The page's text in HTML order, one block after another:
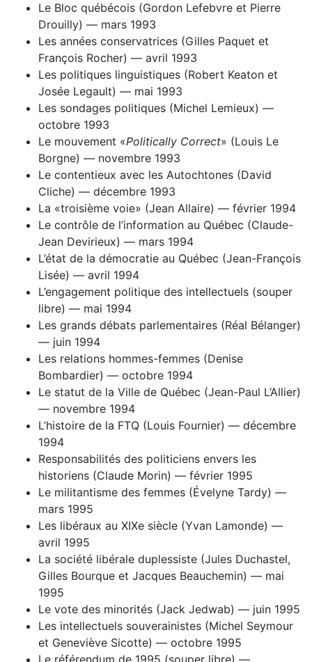
Le Bloc québécois (Gordon Lefebvre et Pierre
Drouilly) — mars 1993
Les années conservatrices (Gilles Paquet et
François Rocher) — avril 1993
Les politiques linguistiques (Robert Keaton et
Josée Legault) — mai 1993
Les sondages politiques (Michel Lemieux) —
octobre 1993
Le mouvement «Politically Correct» (Louis Le
Borgne) — novembre 1993
Le contentieux avec les Autochtones (David
Cliche) — décembre 1993
La «troisième voie» (Jean Allaire) — février 1994
Le contrôle de l’information au Québec (Claude-
Jean Devirieux) — mars 1994
L’état de la démocratie au Québec (Jean-François
Lisée) — avril 1994
L’engagement politique des intellectuels (souper
libre) — mai 1994
Les grands débats parlementaires (Réal Bélanger)
— juin 1994
Les relations hommes-femmes (Denise
Bombardier) — octobre 1994
Le statut de la Ville de Québec (Jean-Paul L’Allier)
— novembre 1994
L’histoire de la FTQ (Louis Fournier) — décembre
1994
Responsabilités des politiciens envers les
historiens (Claude Morin) — février 1995
Le militantisme des femmes (Évelyne Tardy) —
mars 1995
Les libéraux au XIXe siècle (Yvan Lamonde) —
avril 1995
La société libérale duplessiste (Jules Duchastel,
Gilles Bourque et Jacques Beauchemin) — mai
1995
Le vote des minorités (Jack Jedwab) — juin 1995
Les intellectuels souverainistes (Michel Seymour
et Geneviève Sicotte) — octobre 1995
Le référendum de 1995 (souper libre) —